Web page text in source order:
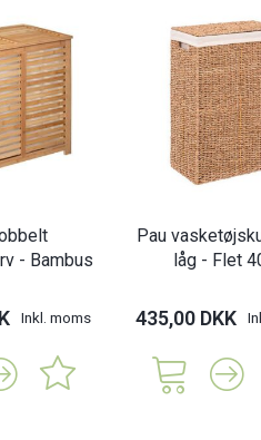
- Bambus
Inkl. moms
Pau
låg - Flet
435,00 DKK